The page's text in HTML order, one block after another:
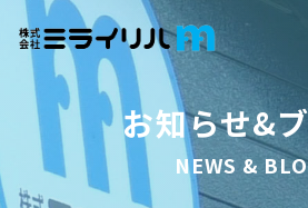
お知らせ&
NEWS &